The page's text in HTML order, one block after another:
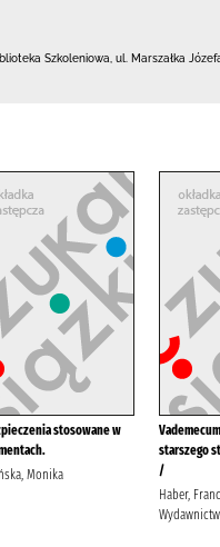
Szkoleniowa, ul. Marszałka
stosowane w
Monika
starszego
/
Haber,